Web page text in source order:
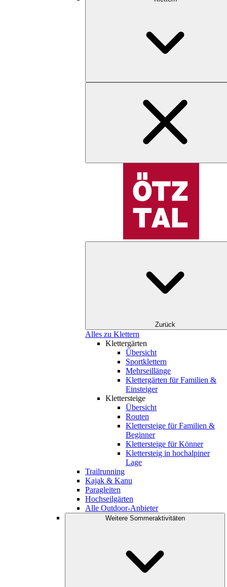
Zurück
Alles zu Klettern
Klettergärten
Übersicht
Sportklettern
Mehrseillänge
Klettergärten für Familien &
Einsteiger
Klettersteige
Übersicht
Routen
Klettersteige für Familien &
Beginner
Klettersteige für Könner
Klettersteig in hochalpiner
Lage
Trailrunning
Kajak & Kanu
Paragleiten
Hochseilgärten
Alle Outdoor-Anbieter
Weitere Sommeraktivitäten